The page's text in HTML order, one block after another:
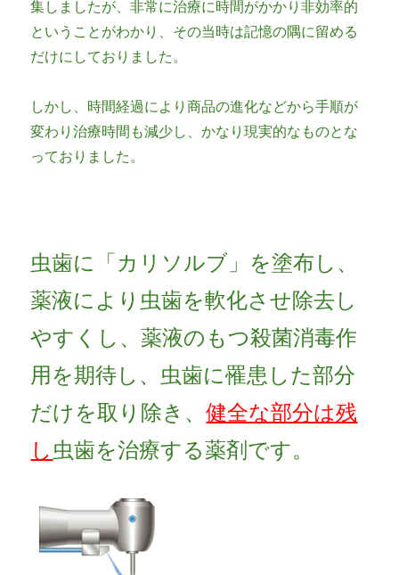
集しましたが、非常に治療に時間がかかり非効率的
ということがわかり、その当時は記憶の隅に留める
だけにしておりました。
しかし、時間経過により商品の進化などから手順が
変わり治療時間も減少し、かなり現実的なものとな
っておりました。
虫歯に「カリソルブ」を塗布し、
薬液により虫歯を軟化させ除去し
やすくし、薬液のもつ殺菌消毒作
用を期待し、虫歯に罹患した部分
だけを取り除き、健全な部分は残
し 虫歯を治療する薬剤です。